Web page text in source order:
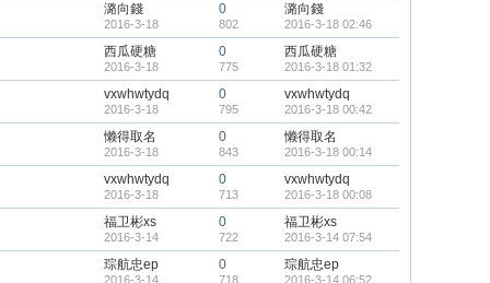
潞向錢
2016-3-18
0
802
潞向錢
2016-3-18 02:46
西瓜硬糖
2016-3-18
0
775
西瓜硬糖
2016-3-18 01:32
vxwhwtydq
2016-3-18
0
795
vxwhwtydq
2016-3-18 00:42
懒得取名
2016-3-18
0
843
懒得取名
2016-3-18 00:14
vxwhwtydq
2016-3-18
0
713
vxwhwtydq
2016-3-18 00:08
福卫彬xs
2016-3-14
0
722
福卫彬xs
2016-3-14 07:54
琮航忠ep
2016-3-14
0
718
琮航忠ep
2016-3-14 06:52